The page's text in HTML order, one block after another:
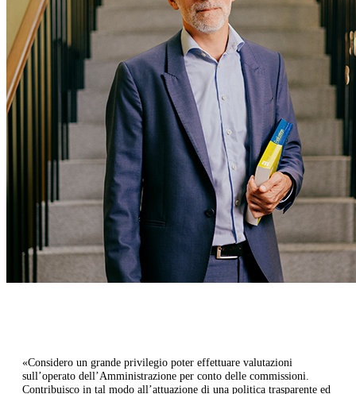
«Considero un grande privilegio poter effettuare valutazioni
sull’operato dell’Amministrazione per conto delle commissioni.
Contribuisco in tal modo all’attuazione di una politica trasparente ed